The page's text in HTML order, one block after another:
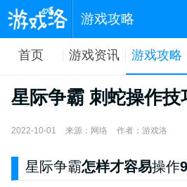
游戏攻略
首页 游戏资讯 游戏攻略
星际争霸 刺蛇操作技
2022-10-01 来源：网络 作者：游戏洛
星际争霸怎样才容易操作